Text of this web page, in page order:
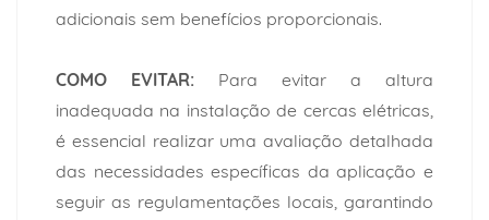
adicionais sem benefícios proporcionais.
COMO EVITAR: Para evitar a altura
inadequada na instalação de cercas elétricas,
é essencial realizar uma avaliação detalhada
das necessidades específicas da aplicação e
seguir as regulamentações locais, garantindo